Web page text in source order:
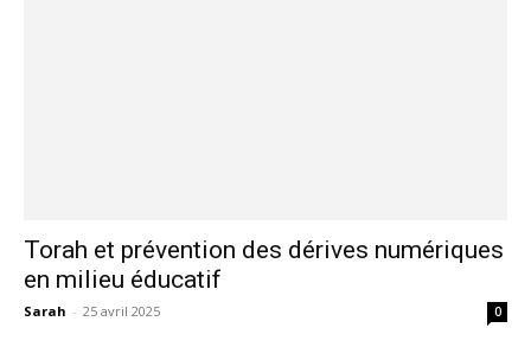
Torah et prévention des dérives numériques
en milieu éducatif
Sarah - 25 avril 2025 0